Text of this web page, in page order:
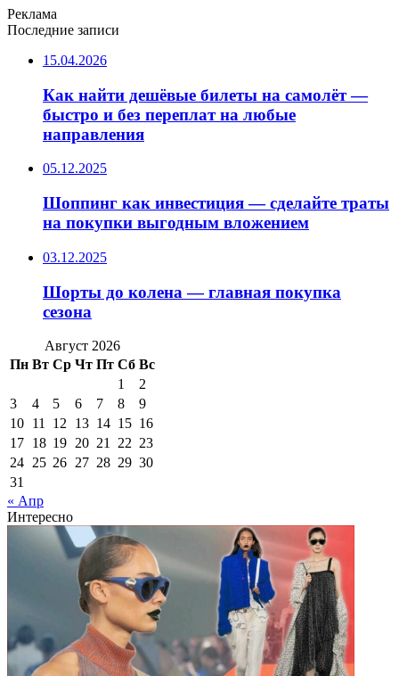
Реклама
Последние записи
15.04.2026
Как найти дешёвые билеты на самолёт —
быстро и без переплат на любые
направления
05.12.2025
Шоппинг как инвестиция — сделайте траты
на покупки выгодным вложением
03.12.2025
Шорты до колена — главная покупка
сезона
Август 2026
Пн Вт Ср Чт Пт Сб Вс
1
2
3
4 5 6 7 8
9
10 11 12 13 14 15 16
17 18 19 20 21 22 23
24 25 26 27 28 29 30
31
« Апр
Интересно